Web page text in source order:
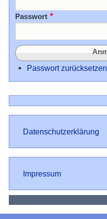
Passwort
Passwort zurücksetzen
Datenschutz
Datenschutzerklärung
Impressum
Impressum